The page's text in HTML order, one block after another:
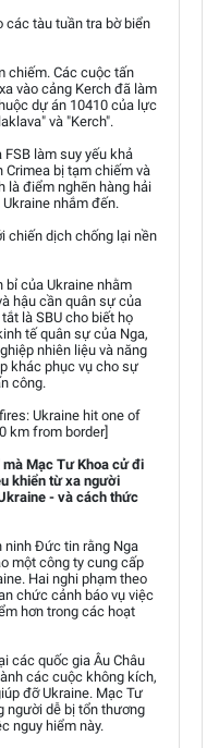
các tàu tuần tra bờ biển
chiếm. Các cuộc tấn
vào cảng Kerch đã làm
dự án 10410 của lực
và "Kerch".
làm suy yếu khả
Crimea bị tạm chiếm và
là điểm nghẽn hàng hải
nhắm đến.
chiến dịch chống lại nền
bỉ của Ukraine nhằm
hậu cần quân sự của
là SBU cho biết họ
tế quân sự của Nga,
nhiên liệu và năng
khác phục vụ cho sự
công.
Ukraine hit one of
km from border]
Mạc Tư Khoa cử đi
khiển từ xa người
- và cách thức
ninh Đức tin rằng Nga
một công ty cung cấp
Hai nghi phạm theo
chức cảnh báo vụ việc
hơn trong các hoạt
các quốc gia Âu Châu
các cuộc không kích,
đỡ Ukraine. Mạc Tư
người dễ bị tổn thương
nguy hiểm này.